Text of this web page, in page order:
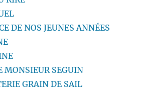
DE NOS JEUNES ANNÉES
MONSIEUR SEGUIN
GRAIN DE SAIL